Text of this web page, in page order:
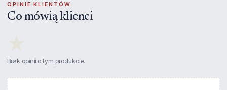
OPINIE KLIENTÓW
Co mówią klienci
Brak opinii o tym produkcie.